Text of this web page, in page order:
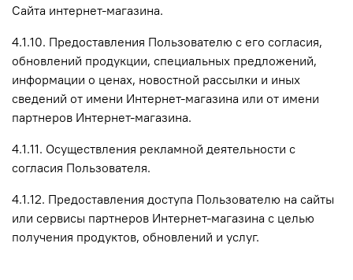
Сайта интернет-магазина.
4.1.10. Предоставления Пользователю с его согласия,
обновлений продукции, специальных предложений,
информации о ценах, новостной рассылки и иных
сведений от имени Интернет-магазина или от имени
партнеров Интернет-магазина.
4.1.11. Осуществления рекламной деятельности с
согласия Пользователя.
4.1.12. Предоставления доступа Пользователю на сайты
или сервисы партнеров Интернет-магазина с целью
получения продуктов, обновлений и услуг.